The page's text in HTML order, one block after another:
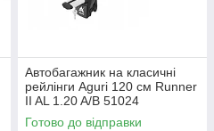
Автобагажник на класичні
рейлінги Aguri 120 см Runner
II AL 1.20 A/B 51024
Готово до відправки